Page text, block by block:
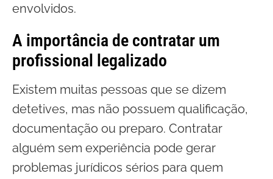
envolvidos.
A importância de contratar um
profissional legalizado
Existem muitas pessoas que se dizem
detetives, mas não possuem qualificação,
documentação ou preparo. Contratar
alguém sem experiência pode gerar
problemas jurídicos sérios para quem